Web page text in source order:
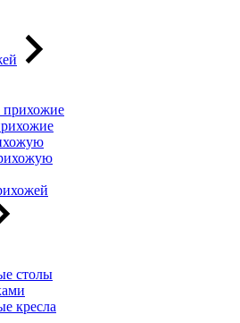
прихожие
столы
кресла